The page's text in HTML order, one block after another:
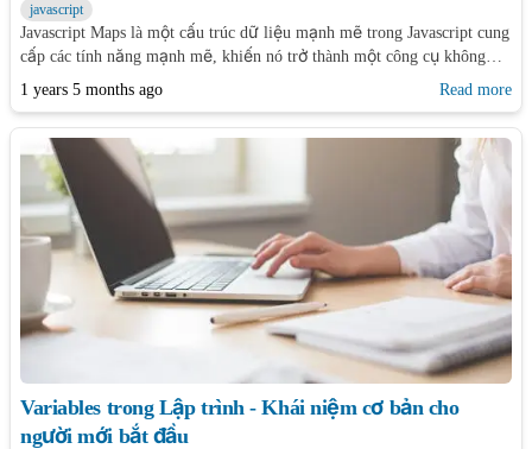
javascript
Javascript Maps là một cấu trúc dữ liệu mạnh mẽ trong Javascript cung
cấp các tính năng mạnh mẽ, khiến nó trở thành một công cụ không
thể thiếu của bất kỳ developer nào
1 years 5 months ago Read more
Variables trong Lập trình - Khái niệm cơ bản cho
người mới bắt đầu